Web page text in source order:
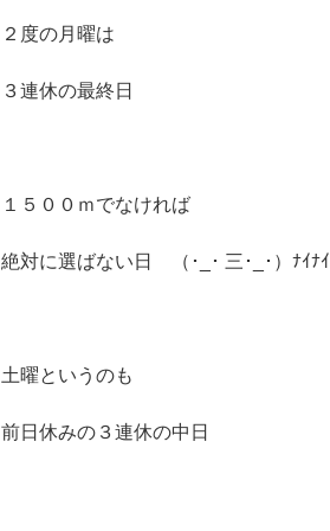
２度の月曜は
３連休の最終日
１５００ｍでなければ
絶対に選ばない日 （･_･ 三･_･）ﾅｲﾅｲ
土曜というのも
前日休みの３連休の中日